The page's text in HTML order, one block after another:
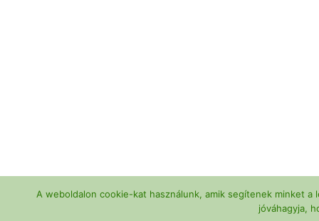
A weboldalon cookie-kat használunk, amik segítenek minket
jóváhagyja,